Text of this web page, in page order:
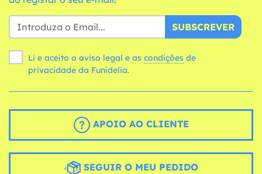
SUBSCREVER
Li e aceito o aviso legal e as condições
privacidade da Funidelia.
APOIO AO CLIENTE
SEGUIR O MEU PEDIDO